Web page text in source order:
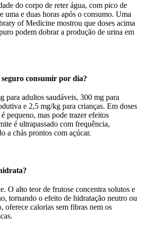
do corpo de reter água, com pico de
uma e duas horas após o consumo. Uma
of Medicine mostrou que doses acima
podem dobrar a produção de urina em
consumir por dia?
para adultos saudáveis, 300 mg para
e 2,5 mg/kg para crianças. Em doses
pequeno, mas pode trazer efeitos
é ultrapassado com frequência,
a chás prontos com açúcar.
O alto teor de frutose concentra solutos e
tornando o efeito de hidratação neutro ou
oferece calorias sem fibras nem os